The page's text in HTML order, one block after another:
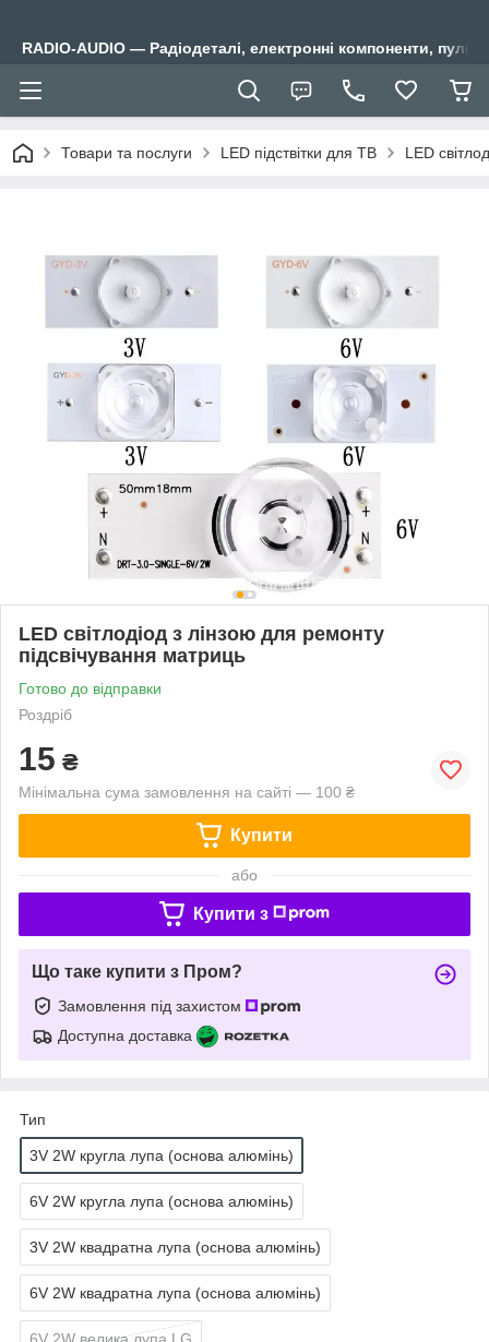
RADIO-AUDIO — Радіодеталі, електронні компоненти,
Товари та послуги LED підствітки для ТВ LED
LED світлодіод з лінзою для ремонту
підсвічування матриць
Готово до відправки
Роздріб
15 ₴
Мінімальна сума замовлення на сайті — 100 ₴
Купити
або
Купити з
Що таке купити з Пром?
Замовлення під захистом
Доступна доставка
Тип
3V 2W кругла лупа (основа алюмінь)
6V 2W кругла лупа (основа алюмінь)
3V 2W квадратна лупа (основа алюмінь)
6V 2W квадратна лупа (основа алюмінь)
6V 2W велика лупа LG